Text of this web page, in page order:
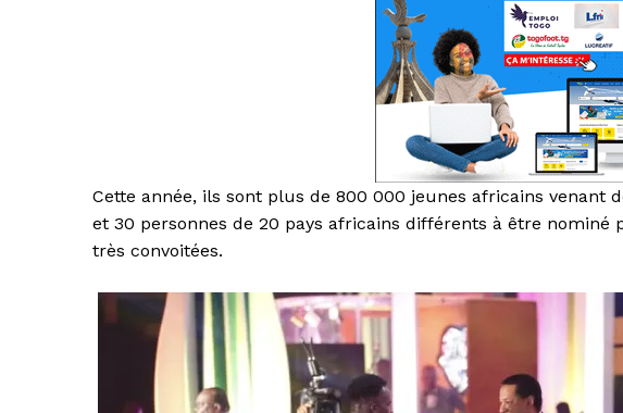
Cette année, ils sont plus de 800 000 jeunes africains venant
et 30 personnes de 20 pays africains différents à être nominé
très convoitées.